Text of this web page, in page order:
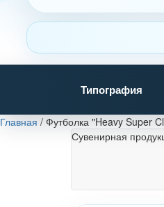
Типография
Главная / Футболка "Heavy Super
Сувенирная